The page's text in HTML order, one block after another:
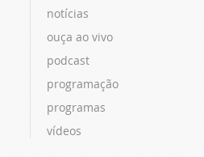
notícias
ouça ao vivo
podcast
programação
programas
vídeos